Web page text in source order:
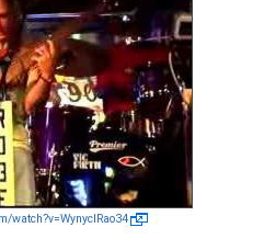
watch?v=WynyclRao34